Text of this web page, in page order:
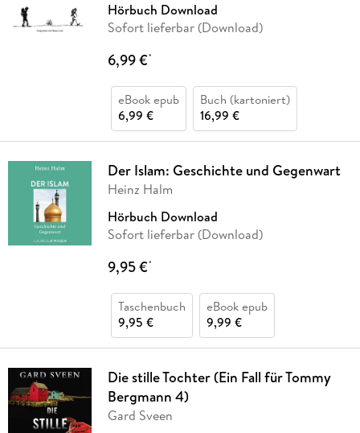
Hörbuch Download
Sofort lieferbar (Download)
6,99 €*
eBook epub
6,99 €
Buch (kartoniert)
16,99 €
Der Islam: Geschichte und Gegenwart
Heinz Halm
Hörbuch Download
Sofort lieferbar (Download)
9,95 €*
Taschenbuch
9,95 €
eBook epub
9,99 €
Die stille Tochter (Ein Fall für Tommy
Bergmann 4)
Gard Sveen